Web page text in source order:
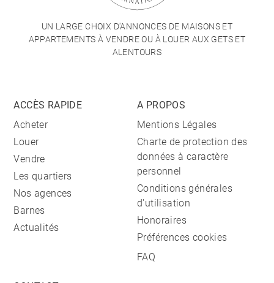
UN LARGE CHOIX D'ANNONCES DE MAISONS ET
APPARTEMENTS À VENDRE OU À LOUER AUX GETS ET
ALENTOURS
ACCÈS RAPIDE
Acheter
Louer
Vendre
Les quartiers
Nos agences
Barnes
Actualités
A PROPOS
Mentions Légales
Charte de protection des
données à caractère
personnel
Conditions générales
d'utilisation
Honoraires
Préférences cookies
FAQ